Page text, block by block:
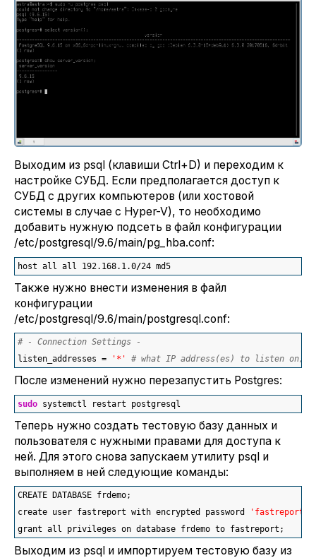
Выходим из psql (клавиши Ctrl+D) и переходим к
настройке СУБД. Если предполагается доступ к
СУБД с других компьютеров (или хостовой
системы в случае с Hyper-V), то необходимо
добавить нужную подсеть в файл конфигурации
/etc/postgresql/9.6/main/pg_hba.conf:
host all all 192.168.1.0/24 md5
Также нужно внести изменения в файл
конфигурации
/etc/postgresql/9.6/main/postgresql.conf:
# - Connection Settings -
listen_addresses =
'*' # what IP address(es) to listen on;
После изменений нужно перезапустить Postgres:
sudo systemctl restart postgresql
Теперь нужно создать тестовую базу данных и
пользователя с нужными правами для доступа к
ней. Для этого снова запускаем утилиту psql и
выполняем в ней следующие команды:
CREATE DATABASE frdemo;
create user fastreport with encrypted password
'fastreport'
grant all privileges on database frdemo to fastreport;
Выходим из psql и импортируем тестовую базу из